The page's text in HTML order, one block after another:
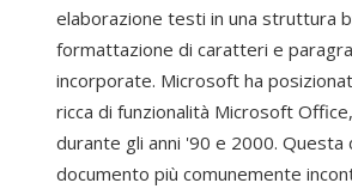
elaborazione testi in una struttura
formattazione di caratteri e
incorporate. Microsoft ha
ricca di funzionalità Microsoft
durante gli anni '90 e 2000.
documento più comunemente